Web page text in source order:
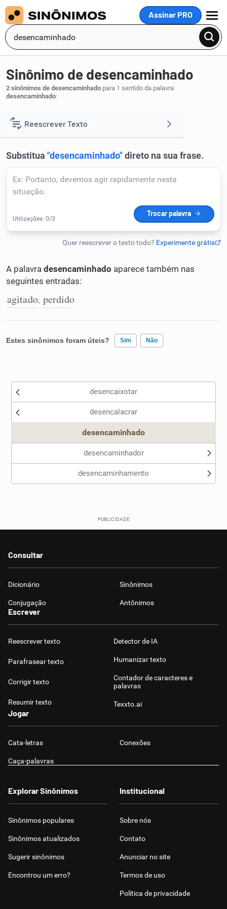
Assinar PRO
MENU
Reescrever Texto
Resumir Texto
Corrigir Texto
Humanizador de IA
Cata-letras
Conexões
Sinônimo de desencaminhado
2 sinônimos de desencaminhado para 1 sentido da palavra
desencaminhado:
1 extraviado,transviado
A palavra desencaminhado aparece também nas
seguintes entradas:
agitado, perdido
Estes sinônimos foram úteis? Sim Não
Nenhum dos sinônimos apresentados me ajudou
desencaixotar
desencalacrar
desencaminhado
desencaminhador
desencaminhamento
Consultar
Dicionário Sinônimos
Conjugação Antônimos
Escrever
Reescrever texto
Parafrasear texto
Corrigir texto
Resumir texto
Detector de IA
Humanizar texto
Contador de caracteres e
palavras
Texxto.ai
Jogar
Cata-letras Conexões
Caça-palavras
Explorar Sinônimos
Sinônimos populares
Sinônimos atualizados
Sugerir sinônimos
Encontrou um erro?
Institucional
Sobre nós
Contato
Anunciar no site
Termos de uso
Política de privacidade